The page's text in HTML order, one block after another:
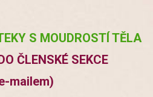
S MOUDROSTÍ TĚLA
ČLENSKÉ SEKCE
mailem)